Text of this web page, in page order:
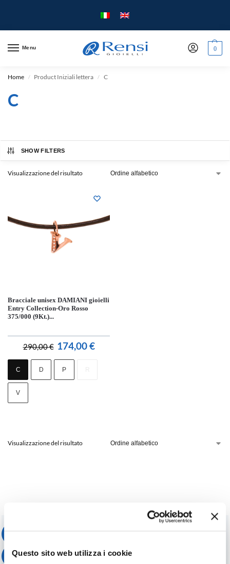
Questo sito web utilizza i cookie
Menu 0
Home / Product Iniziali lettera / C
C
SHOW FILTERS
Visualizzazione del risultato
Bracciale unisex DAMIANI gioielli
Entry Collection-Oro Rosso
375/000 (9Kt.)...
290,00€ 174,00€
C D P
V
Visualizzazione del risultato
Reso gratuito